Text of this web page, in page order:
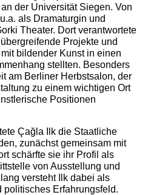
der Universität Siegen. Von
als Dramaturgin und
Theater. Dort verantwortete
Projekte und
bildender Kunst in einen
stellten. Besonders
am Berliner Herbstsalon, der
zu einem wichtigen Ort
Positionen
Çağla Ilk die Staatliche
zunächst gemeinsam mit
schärfte sie ihr Profil als
von Ausstellung und
versteht Ilk dabei als
Erfahrungsfeld.